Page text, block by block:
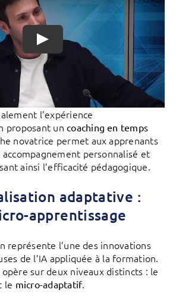
l’expérience
proposant uncoaching en temps
novatrice permet aux apprenants
accompagnement personnalisé et
ainsi l’efficacité pédagogique.
adaptative :
apprentissage
représente l’une des innovations
de l’IA appliquée à la formation.
sur deux niveaux distincts : le
le micro-adaptatif.